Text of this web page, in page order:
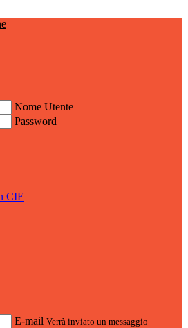
Nome Utente
Password
CIE
E-mail Verrà inviato un messaggio